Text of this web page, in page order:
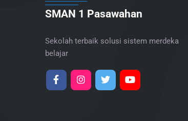
SMAN 1 Pasawahan
Sekolah terbaik solusi sistem merdeka
belajar